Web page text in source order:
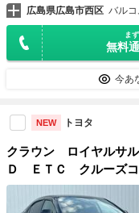
広島県広島市西区
ま
無料
今あ
NEW トヨタ
クラウン ロイヤルサ
Ｄ ＥＴＣ クルーズコ
ル 電動シート オート